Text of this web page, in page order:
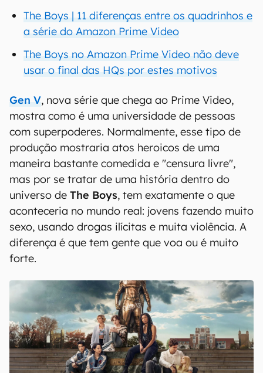
The Boys | 11 diferenças entre os quadrinhos e
a série do Amazon Prime Video
The Boys no Amazon Prime Video não deve
usar o final das HQs por estes motivos
Gen V, nova série que chega ao Prime Video,
mostra como é uma universidade de pessoas
com superpoderes. Normalmente, esse tipo de
produção mostraria atos heroicos de uma
maneira bastante comedida e "censura livre",
mas por se tratar de uma história dentro do
universo de The Boys, tem exatamente o que
aconteceria no mundo real: jovens fazendo muito
sexo, usando drogas ilícitas e muita violência. A
diferença é que tem gente que voa ou é muito
forte.